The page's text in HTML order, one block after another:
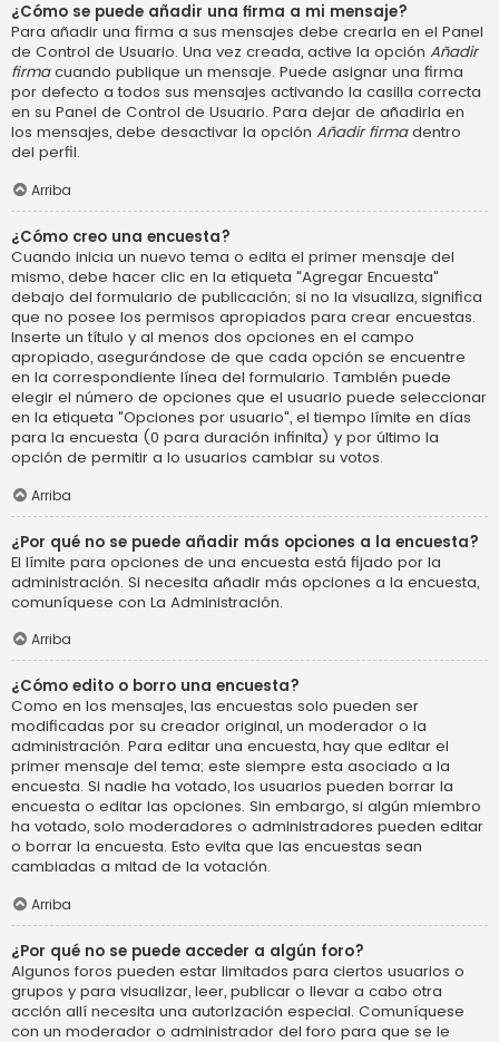
¿Cómo se puede añadir una firma a mi mensaje?
Para añadir una firma a sus mensajes debe crearla en el Panel
de Control de Usuario. Una vez creada, active la opción Añadir
firmacuando publique un mensaje. Puede asignar una firma
por defecto a todos sus mensajes activando la casilla correcta
en su Panel de Control de Usuario. Para dejar de añadirla en
los mensajes, debe desactivar la opción Añadir firmadentro
del perfil.
Arriba
¿Cómo creo una encuesta?
Cuando inicia un nuevo tema o edita el primer mensaje del
mismo, debe hacer clic en la etiqueta "Agregar Encuesta"
debajo del formulario de publicación; si no la visualiza, significa
que no posee los permisos apropiados para crear encuestas.
Inserte un título y al menos dos opciones en el campo
apropiado, asegurándose de que cada opción se encuentre
en la correspondiente línea del formulario. También puede
elegir el número de opciones que el usuario puede seleccionar
en la etiqueta "Opciones por usuario", el tiempo límite en días
para la encuesta (0 para duración infinita) y por último la
opción de permitir a lo usuarios cambiar su votos.
Arriba
¿Por qué no se puede añadir más opciones a la encuesta?
El límite para opciones de una encuesta está fijado por la
administración. Si necesita añadir más opciones a la encuesta,
comuníquese con La Administración.
Arriba
¿Cómo edito o borro una encuesta?
Como en los mensajes, las encuestas solo pueden ser
modificadas por su creador original, un moderador o la
administración. Para editar una encuesta, hay que editar el
primer mensaje del tema; este siempre esta asociado a la
encuesta. Si nadie ha votado, los usuarios pueden borrar la
encuesta o editar las opciones. Sin embargo, si algún miembro
ha votado, solo moderadores o administradores pueden editar
o borrar la encuesta. Esto evita que las encuestas sean
cambiadas a mitad de la votación.
Arriba
¿Por qué no se puede acceder a algún foro?
Algunos foros pueden estar limitados para ciertos usuarios o
grupos y para visualizar, leer, publicar o llevar a cabo otra
acción allí necesita una autorización especial. Comuníquese
con un moderador o administrador del foro para que se le